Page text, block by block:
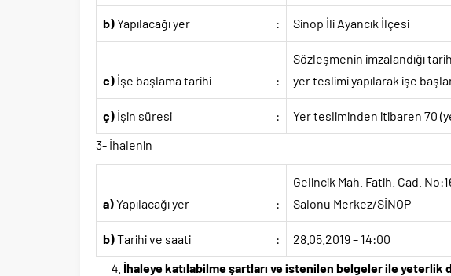
b)Yapılacağı yer : Sinop İli Ayancık İlçesi
c) İşe başlama tarihi :
Sözleşmenin imzalandığı
yer teslimi yapılarak işe
ç) İşin süresi :
Yer tesliminden itibaren 70
3- İhalenin
a)Yapılacağı yer :
Gelincik Mah. Fatih. Cad.
Salonu Merkez/SİNOP
b)Tarihi ve saati :
28.05.2019 – 14:00
İhaleye katılabilme şartları ve istenilen belgeler ile